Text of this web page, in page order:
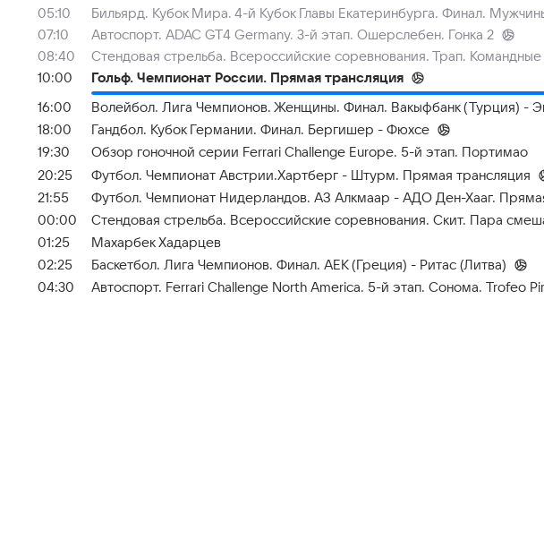
05:10
Бильярд. Кубок Мира. 4-й Кубок Главы Екатеринбурга. Финал.
07:10
Автоспорт. ADAC GT4 Germany. 3-й этап. Ошерслебен. Гонка 2
08:40
Стендовая стрельба. Всероссийские соревнования. Трап.
10:00
Гольф. Чемпионат России. Прямая трансляция
16:00
Волейбол. Лига Чемпионов. Женщины. Финал. Вакыфбанк (Турция) -
18:00
Гандбол. Кубок Германии. Финал. Бергишер - Фюхсе
19:30
Обзор гоночной серии Ferrari Challenge Europe. 5-й этап. Портимао
20:25
Футбол. Чемпионат Австрии.Хартберг - Штурм. Прямая трансляция
21:55
Футбол. Чемпионат Нидерландов. АЗ Алкмаар - АДО Ден-Хааг.
00:00
Стендовая стрельба. Всероссийские соревнования. Скит. Пара
01:25
Махарбек Хадарцев
02:25
Баскетбол. Лига Чемпионов. Финал. АЕК (Греция) - Ритас (Литва)
04:30
Автоспорт. Ferrari Challenge North America. 5-й этап. Сонома. Trofeo